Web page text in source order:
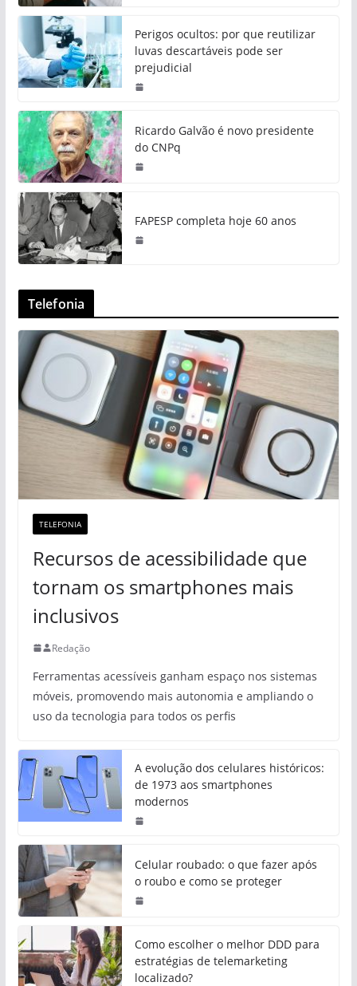
Perigos ocultos: por que reutilizar
luvas descartáveis pode ser
prejudicial
Ricardo Galvão é novo presidente
do CNPq
FAPESP completa hoje 60 anos
Telefonia
TELEFONIA
Recursos de acessibilidade que
tornam os smartphones mais
inclusivos
Redação
Ferramentas acessíveis ganham espaço nos sistemas
móveis, promovendo mais autonomia e ampliando o
uso da tecnologia para todos os perfis
A evolução dos celulares históricos:
de 1973 aos smartphones
modernos
Celular roubado: o que fazer após
o roubo e como se proteger
Como escolher o melhor DDD para
estratégias de telemarketing
localizado?